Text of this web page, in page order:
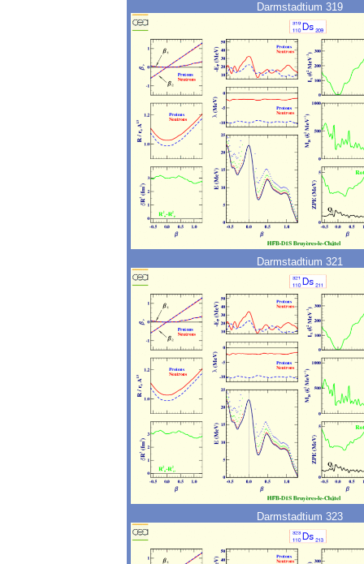
Darmstadtium 319
Darmstadtium 321
Darmstadtium 323